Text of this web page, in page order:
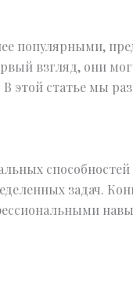
популярными,
взгляд, они
статье мы
задач.